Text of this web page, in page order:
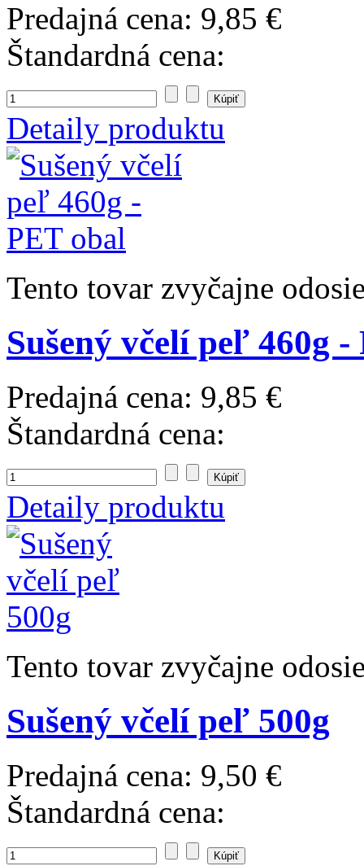
Predajná cena: 9,85 €
Štandardná cena:
Detaily produktu
Tento tovar zvyčajne
Sušený včelí peľ 460g
Predajná cena: 9,85 €
Štandardná cena:
Detaily produktu
Tento tovar zvyčajne
Sušený včelí peľ 500g
Predajná cena: 9,50 €
Štandardná cena: